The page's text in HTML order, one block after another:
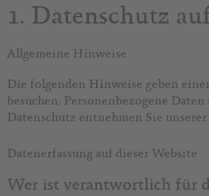
1. Datenschutz
Allgemeine Hinweise
Die folgenden Hinweise geben
besuchen. Personenbezogene
Datenschutz entnehmen Sie
Datenerfassung auf dieser Website
Wer ist verantwortlich für